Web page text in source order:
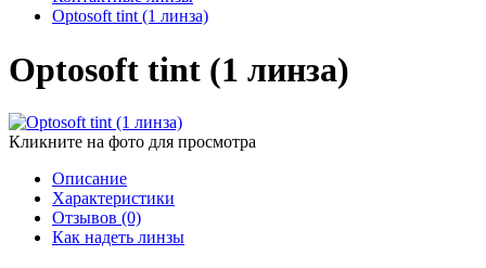
Optosoft tint (1 линза)
Optosoft tint (1 линза)
Кликните на фото для просмотра
Описание
Характеристики
Отзывов (0)
Как надеть линзы